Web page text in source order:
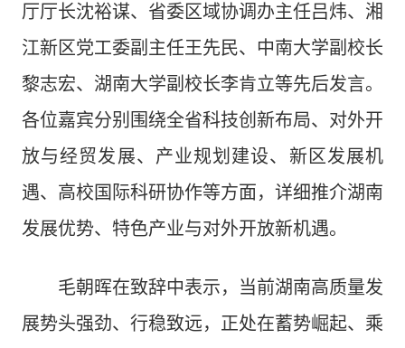
厅厅长沈裕谋、省委区域协调办主任吕炜、湘
江新区党工委副主任王先民、中南大学副校长
黎志宏、湖南大学副校长李肯立等先后发言。
各位嘉宾分别围绕全省科技创新布局、对外开
放与经贸发展、产业规划建设、新区发展机
遇、高校国际科研协作等方面，详细推介湖南
发展优势、特色产业与对外开放新机遇。
毛朝晖在致辞中表示，当前湖南高质量发
展势头强劲、行稳致远，正处在蓄势崛起、乘